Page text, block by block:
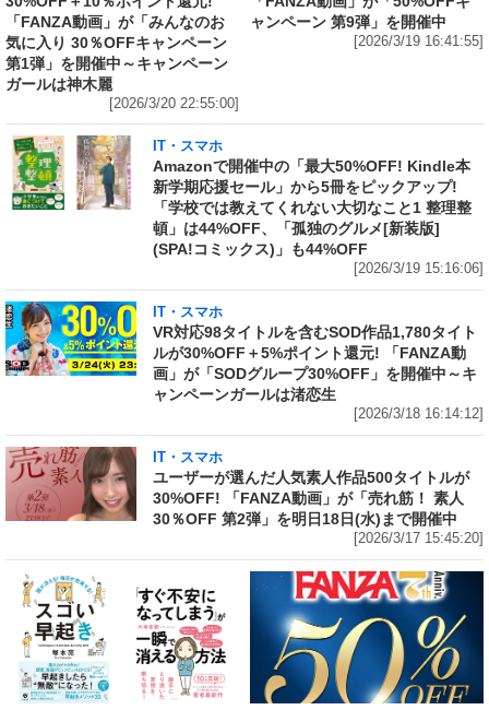
「FANZA動画」が「みんなのお
気に入り 30％OFFキャンペーン
第1弾」を開催中～キャンペーン
ガールは神木麗
[2026/3/20 22:55:00]
ャンペーン 第9弾」を開催中
[2026/3/19 16:41:55]
IT・スマホ
Amazonで開催中の「最大50%OFF! Kindle本
新学期応援セール」から5冊をピックアップ!
「学校では教えてくれない大切なこと1 整理整
頓」は44%OFF、「孤独のグルメ[新装版]
(SPA!コミックス)」も44%OFF
[2026/3/19 15:16:06]
IT・スマホ
VR対応98タイトルを含むSOD作品1,780タイト
ルが30%OFF＋5%ポイント還元! 「FANZA動
画」が「SODグループ30%OFF」を開催中～キ
ャンペーンガールは渚恋生
[2026/3/18 16:14:12]
IT・スマホ
ユーザーが選んだ人気素人作品500タイトルが
30%OFF! 「FANZA動画」が「売れ筋！ 素人
30％OFF 第2弾」を明日18日(水)まで開催中
[2026/3/17 15:45:20]